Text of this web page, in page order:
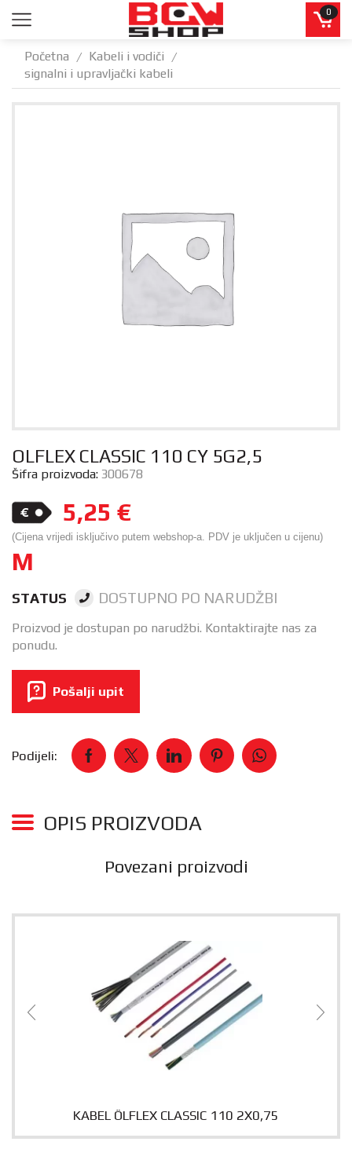
0
Početna / Kabeli i vodiči /
signalni i upravljački kabeli
OLFLEX CLASSIC 110 CY 5G2,5
Šifra proizvoda: 300678
5,25 €
(Cijena vrijedi isključivo putem webshop-a. PDV je uključen u cijenu)
M
STATUS DOSTUPNO PO NARUDŽBI
Proizvod je dostupan po narudžbi. Kontaktirajte nas za
ponudu.
Pošalji upit
Podijeli:
OPIS PROIZVODA
Povezani proizvodi
KABEL ÖLFLEX CLASSIC 110 2X0,75